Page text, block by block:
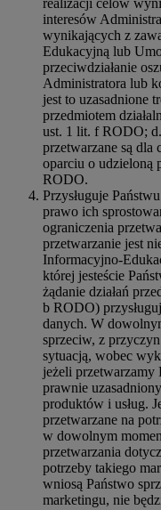
interesów
wynikających z
Edukacyjną lub
przeciwdziałanie
Administratora lub
jest to uzasadnione
przedmiotem
ust. 1 lit. f RODO;
przetwarzane są
oparciu o udzieloną
RODO.
Przysługuje
prawo ich
ograniczenia
przetwarzanie jest
Informacyjno-
której jesteście
żądanie działań
b RODO)
danych. W
sprzeciw, z
sytuacją, wobec
jeżeli przetwarzamy
prawnie
produktów i usług.
przetwarzane na
w dowolnym
przetwarzania
potrzeby takiego
wniosą Państwo
marketingu, nie